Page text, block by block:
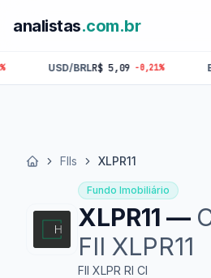
analistas.com.br
R$ 5,09 -0,21% EUR/BRL R$
Início FIIs XLPR11
Fundo Imobiliário
XLPR11 —
FII XLPR11
FII XLPR RI CI